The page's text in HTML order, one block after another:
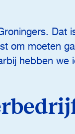
Dat
om moeten
hebben we